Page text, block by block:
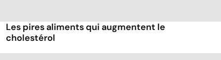
Les pires aliments qui augmentent le
cholestérol